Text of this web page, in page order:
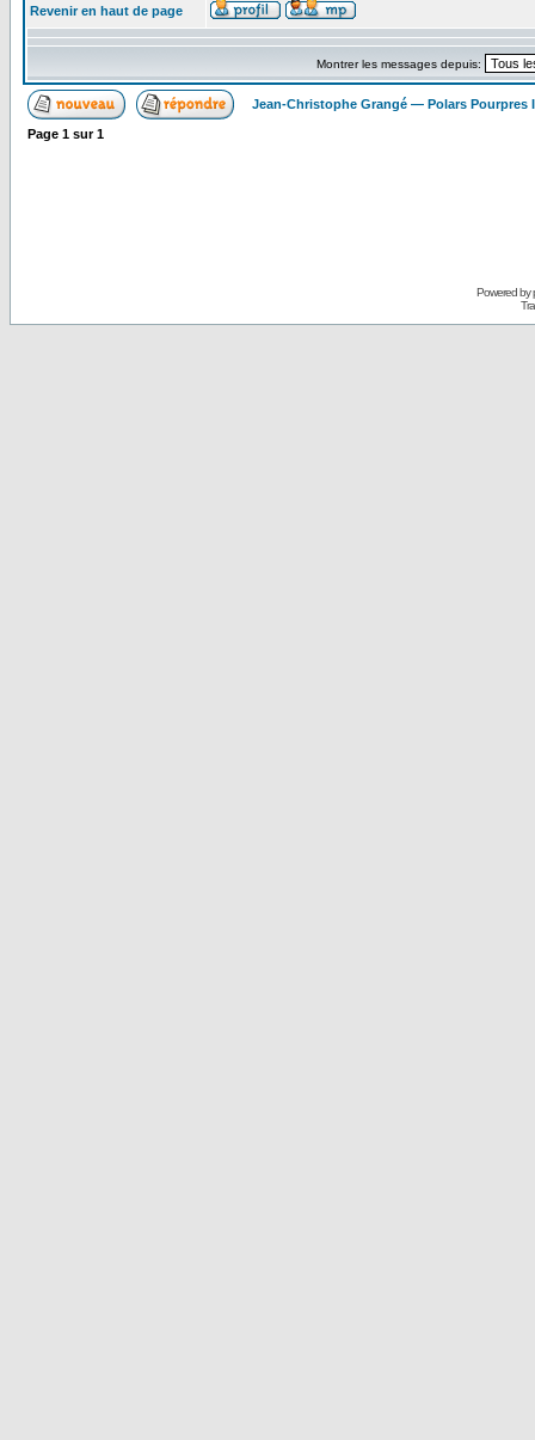
Revenir en haut de page
Montrer les messages depuis:
Jean-Christophe Grangé — Polars Pourpres
Page 1 sur1
Powered by